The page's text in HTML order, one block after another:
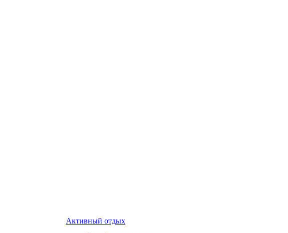
Активный отдых